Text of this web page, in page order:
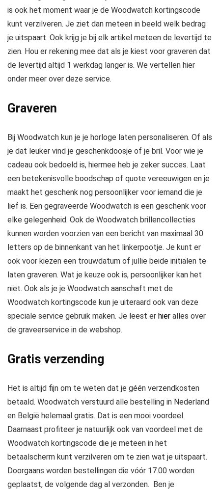
is ook het moment waar je de Woodwatch kortingscode
kunt verzilveren. Je ziet dan meteen in beeld welk bedrag
je uitspaart. Ook krijg je bij elk artikel meteen de levertijd te
zien. Hou er rekening mee dat als je kiest voor graveren dat
de levertijd altijd 1 werkdag langer is. We vertellen hier
onder meer over deze service.
Graveren
Bij Woodwatch kun je je horloge laten personaliseren. Of als
je dat leuker vind je geschenkdoosje of je bril. Voor wie je
cadeau ook bedoeld is, hiermee heb je zeker succes. Laat
een betekenisvolle boodschap of quote vereeuwigen en je
maakt het geschenk nog persoonlijker voor iemand die je
lief is. Een gegraveerde Woodwatch is een geschenk voor
elke gelegenheid. Ook de Woodwatch brillencollecties
kunnen worden voorzien van een bericht van maximaal 30
letters op de binnenkant van het linkerpootje. Je kunt er
ook voor kiezen een trouwdatum of jullie beide initialen te
laten graveren. Wat je keuze ook is, persoonlijker kan het
niet. Ook als je je Woodwatch aanschaft met de
Woodwatch kortingscode kun je uiteraard ook van deze
speciale service gebruik maken. Je leest er hier alles over
de graveerservice in de webshop.
Gratis verzending
Het is altijd fijn om te weten dat je géén verzendkosten
betaald. Woodwatch verstuurd alle bestelling in Nederland
en België helemaal gratis. Dat is een mooi voordeel.
Daarnaast profiteer je natuurlijk ook van voordeel met de
Woodwatch kortingscode die je meteen in het
betaalscherm kunt verzilveren om te zien wat je uitspaart.
Doorgaans worden bestellingen die vóór 17.00 worden
geplaatst, de volgende dag al verzonden. Ben je